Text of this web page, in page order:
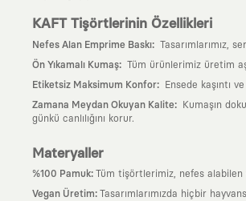
KAFT Tişörtlerinin Özellikleri
Nefes Alan Emprime Baskı: Tasarımlarımız,
Ön Yıkamalı Kumaş: Tüm ürünlerimiz üretim
Etiketsiz Maksimum Konfor: Ensede kaşıntı
Zamana Meydan Okuyan Kalite:
Kumaşın
günkü canlılığını korur.
Materyaller
%100 Pamuk: Tüm tişörtlerimiz, nefes
Vegan Üretim: Tasarımlarımızda hiçbir